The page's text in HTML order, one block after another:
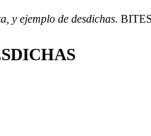
y ejemplo de desdichas.